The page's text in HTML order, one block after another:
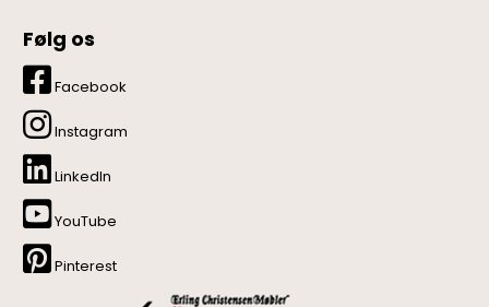
Følg os
Facebook
Instagram
LinkedIn
YouTube
Pinterest